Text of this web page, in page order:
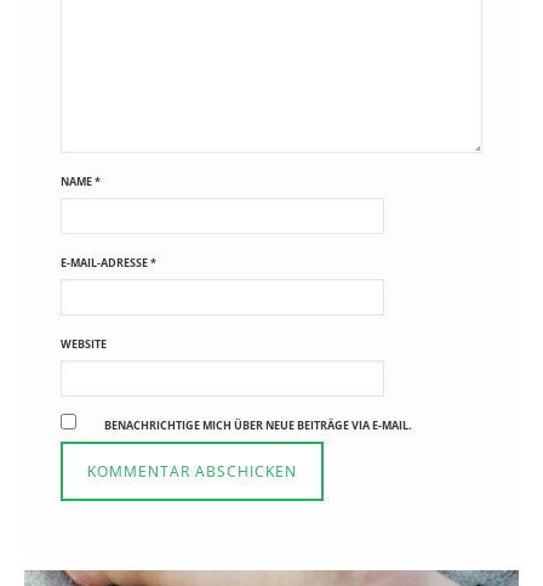
NAME*
E-MAIL-ADRESSE*
WEBSITE
BENACHRICHTIGE MICH ÜBER NEUE BEITRÄGE VIA E-MAIL.